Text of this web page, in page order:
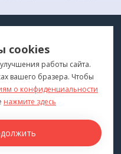
КОНТАКТЫ
г. Владивосток
cookies
работы сайта.
вашего бразера. Чтобы
о конфиденциальности
нажмите здесь